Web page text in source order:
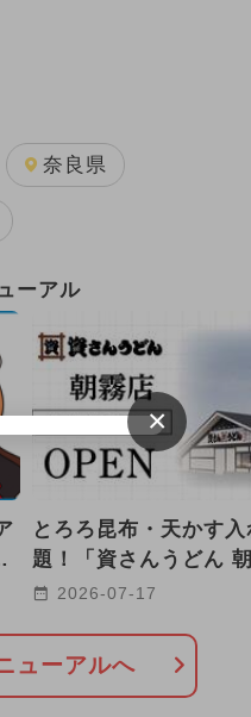
キャラクター
月のイベント
奈良県
ーアル
とろろ昆布・天かす入
題！「資さんうどん
店」が明石市に2026
2026-07-17
ューアルへ
×